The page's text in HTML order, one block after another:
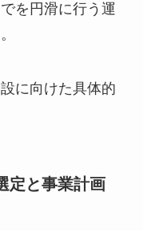
を円滑に行う運
に向けた具体的
定と事業計画